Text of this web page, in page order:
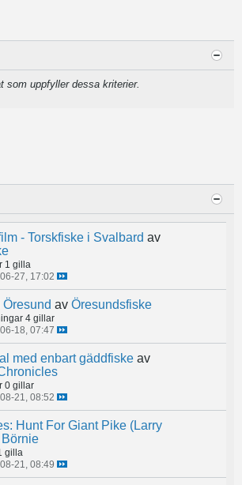
som uppfyller dessa kriterier.
- Torskfiske i Svalbard av
1 gilla
27, 17:02
Öresund av Öresundsfiske
4 gillar
18, 07:47
med enbart gäddfiske av
0 gillar
21, 08:52
Hunt For Giant Pike (Larry
Börnie
gilla
21, 08:49